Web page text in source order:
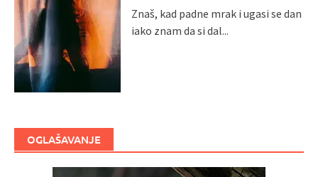
Znaš, kad padne mrak i ugasi se dan
iako znam da si dal...
OGLAŠAVANJE